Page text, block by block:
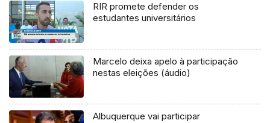
RIR promete defender os
estudantes universitários
Marcelo deixa apelo à participação
nestas eleições (áudio)
Albuquerque vai participar